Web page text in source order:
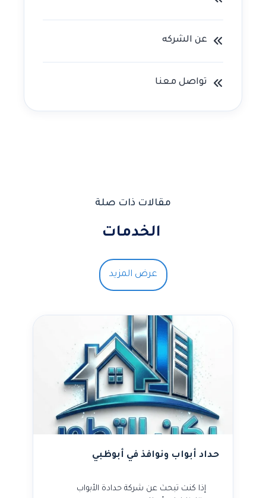
عن الشركه
تواصل معنا
مقالات ذات صلة
الخدمات
عرض المزيد
حداد أبواب ونوافذ في أبوظبي
إذا كنت تبحث عن شركة حدادة الأبواب